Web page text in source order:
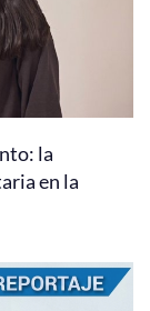
la
en la